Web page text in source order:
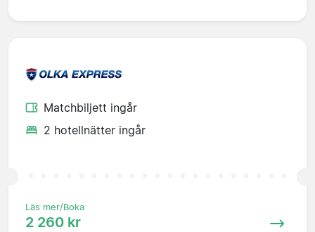
Matchbiljett ingår
2 hotellnätter ingår
Läs mer/Boka
2 260 kr